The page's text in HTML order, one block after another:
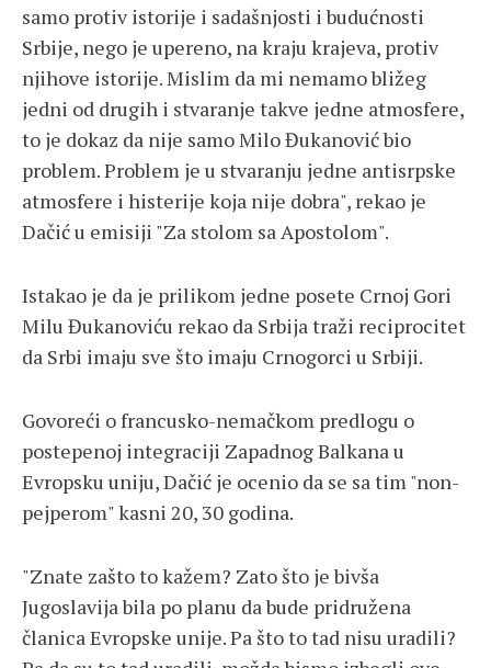
samo protiv istorije i sadašnjosti i budućnosti
Srbije, nego je upereno, na kraju krajeva, protiv
njihove istorije. Mislim da mi nemamo bližeg
jedni od drugih i stvaranje takve jedne atmosfere,
to je dokaz da nije samo Milo Đukanović bio
problem. Problem je u stvaranju jedne antisrpske
atmosfere i histerije koja nije dobra", rekao je
Dačić u emisiji "Za stolom sa Apostolom".
Istakao je da je prilikom jedne posete Crnoj Gori
Milu Đukanoviću rekao da Srbija traži reciprocitet
da Srbi imaju sve što imaju Crnogorci u Srbiji.
Govoreći o francusko-nemačkom predlogu o
postepenoj integraciji Zapadnog Balkana u
Evropsku uniju, Dačić je ocenio da se sa tim "non-
pejperom" kasni 20, 30 godina.
"Znate zašto to kažem? Zato što je bivša
Jugoslavija bila po planu da bude pridružena
članica Evropske unije. Pa što to tad nisu uradili?